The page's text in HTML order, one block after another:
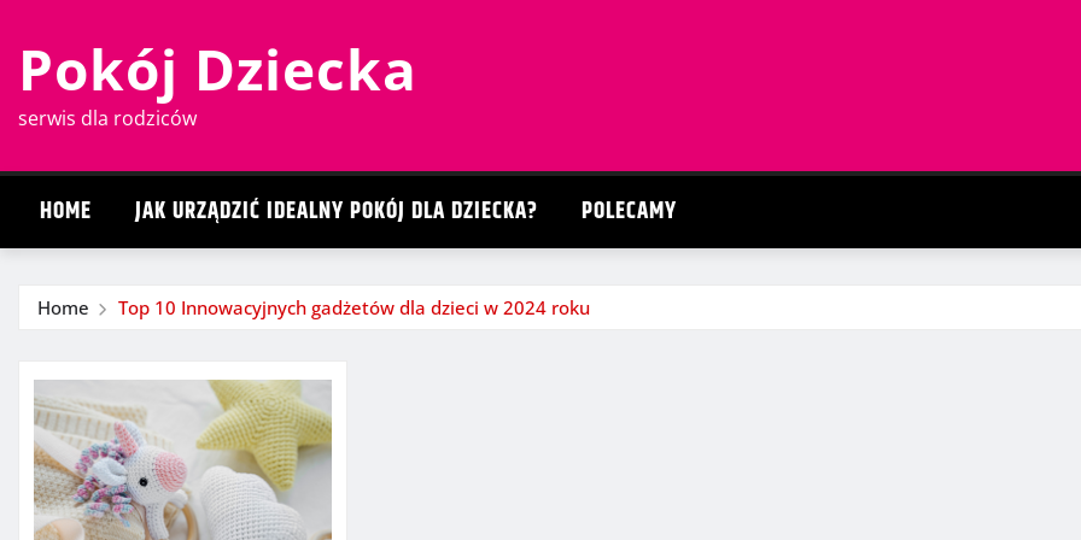
content
Pokój Dziecka
serwis dla rodziców
HOME JAK URZĄDZIĆ IDEALNY POKÓJ DLA DZIECKA? POLECAMY
Home Top 10 Innowacyjnych gadżetów dla dzieci w 2024 roku